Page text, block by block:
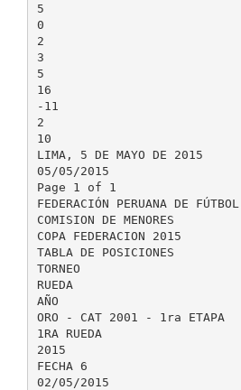
5
0
2
3
5
16
-11
2
10
LIMA, 5 DE MAYO DE 2015
05/05/2015
Page 1 of 1
FEDERACIÓN PERUANA DE FÚTBOL
COMISION DE MENORES
COPA FEDERACION 2015
TABLA DE POSICIONES
TORNEO
RUEDA
AÑO
ORO - CAT 2001 - 1ra ETAPA
1RA RUEDA
2015
FECHA 6
02/05/2015